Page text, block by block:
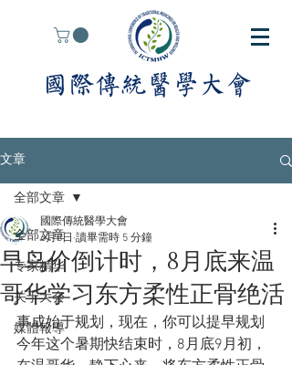
文章
全部文章
专家精华
关于大会
媒體報導
全部文章
早鸟价倒计时，8月底来温
哥华学习东方柔性正骨绝活
國際傳統醫學大會
6月8日 讀畢需時 5 分鐘
事成始于规划，现在，你可以提早规划
今年这个暑期快结束时，8月底9月初，